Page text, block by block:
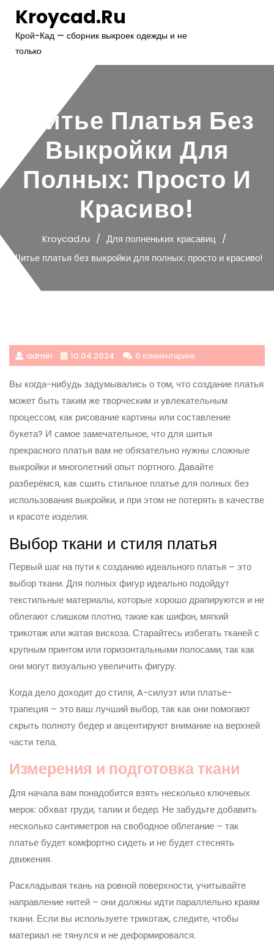
содержимому
Kroycad.ru
Крой-Кад — сборник выкроек одежды и не
только
Шитье Платья Без
Выкройки Для
Полных: Просто И
Красиво!
Kroycad.ru
Для полненьких красавиц
Шитье платья без выкройки для полных: просто и красиво!
admin 10.04.2024 0 комментариев
Вы когда-нибудь задумывались о том, что создание платья
может быть таким же творческим и увлекательным
процессом, как рисование картины или составление
букета? И самое замечательное, что для шитья
прекрасного платья вам не обязательно нужны сложные
выкройки и многолетний опыт портного. Давайте
разберёмся, как сшить стильное платье для полных без
использования выкройки, и при этом не потерять в качестве
и красоте изделия.
Выбор ткани и стиля платья
Первый шаг на пути к созданию идеального платья – это
выбор ткани. Для полных фигур идеально подойдут
текстильные материалы, которые хорошо драпируются и не
облегают слишком плотно, такие как шифон, мягкий
трикотаж или жатая вискоза. Старайтесь избегать тканей с
крупным принтом или горизонтальными полосами, так как
они могут визуально увеличить фигуру.
Когда дело доходит до стиля, A-силуэт или платье-
трапеция – это ваш лучший выбор, так как они помогают
скрыть полноту бедер и акцентируют внимание на верхней
части тела.
Измерения и подготовка ткани
Для начала вам понадобится взять несколько ключевых
мерок: обхват груди, талии и бедер. Не забудьте добавить
несколько сантиметров на свободное облегание – так
платье будет комфортно сидеть и не будет стеснять
движения.
Раскладывая ткань на ровной поверхности, учитывайте
направление нитей – они должны идти параллельно краям
ткани. Если вы используете трикотаж, следите, чтобы
материал не тянулся и не деформировался.